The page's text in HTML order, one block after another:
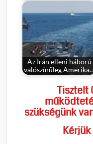
Az Irán elleni háború
valószínűleg
Tisztelt
szükségünk